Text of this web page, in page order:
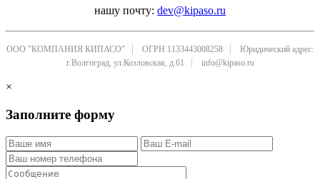
нашу почту: dev@kipaso.ru
ООО "КОМПАНИЯ КИПАСО" ОГРН 1133443008258
Юридический адрес:
г.Волгоград, ул.Козловская, д.61
info@kipaso.ru
×
Заполните форму